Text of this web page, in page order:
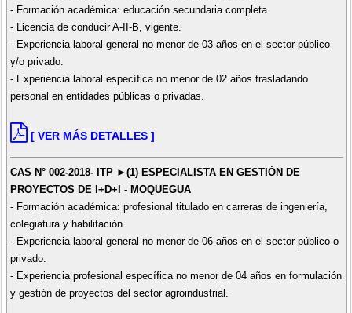
- Formación académica: educación secundaria completa.
- Licencia de conducir A-II-B, vigente.
- Experiencia laboral general no menor de 03 años en el sector público
y/o privado.
- Experiencia laboral específica no menor de 02 años trasladando
personal en entidades públicas o privadas.
[ VER MÁS DETALLES ]
CAS N° 002-2018- ITP ►(1) ESPECIALISTA EN GESTIÓN DE
PROYECTOS DE I+D+I - MOQUEGUA
- Formación académica: profesional titulado en carreras de ingeniería,
colegiatura y habilitación.
- Experiencia laboral general no menor de 06 años en el sector público o
privado.
- Experiencia profesional específica no menor de 04 años en formulación
y gestión de proyectos del sector agroindustrial.